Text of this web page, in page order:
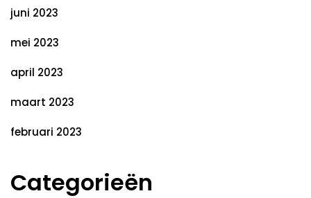
juni 2023
mei 2023
april 2023
maart 2023
februari 2023
Categorieën